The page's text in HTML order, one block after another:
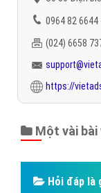
0964 82 6644
(024) 6658
https://
Một vài
Hỏi đáp là